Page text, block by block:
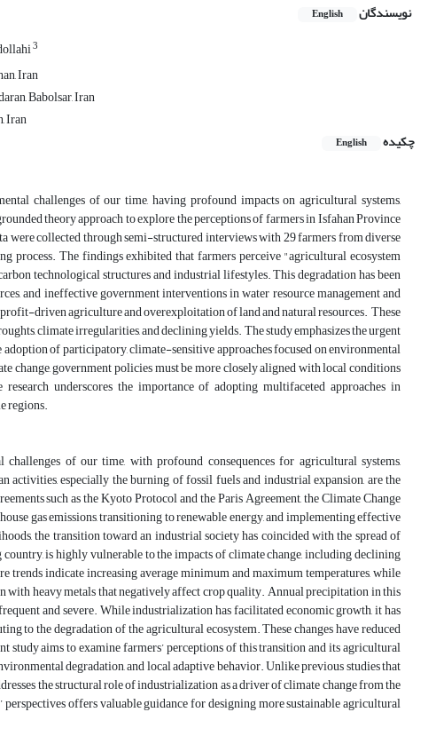
نویسندگان English
3
Iran
Babolsar, Iran
Iran
چکیده
English
challenges of our time, having profound impacts on agricultural systems,
theory approach to explore the perceptions of farmers in Isfahan Province
were collected through semi-structured interviews with 29 farmers from diverse
process. The findings exhibited that farmers perceive "agricultural ecosystem
technological structures and industrial lifestyles. This degradation has been
and ineffective government interventions in water resource management and
driven agriculture and overexploitation of land and natural resources. These
climate irregularities, and declining yields. The study emphasizes the urgent
of participatory, climate-sensitive approaches focused on environmental
government policies must be more closely aligned with local conditions
underscores the importance of adopting multifaceted approaches in
regions.
of our time, with profound consequences for agricultural systems,
especially the burning of fossil fuels and industrial expansion, are the
such as the Kyoto Protocol and the Paris Agreement, the Climate Change
gas emissions, transitioning to renewable energy, and implementing effective
the transition toward an industrial society has coincided with the spread of
is highly vulnerable to the impacts of climate change, including declining
trends indicate increasing average minimum and maximum temperatures, while
heavy metals that negatively affect crop quality. Annual precipitation in this
and severe. While industrialization has facilitated economic growth, it has
to the degradation of the agricultural ecosystem. These changes have reduced
aims to examine farmers’ perceptions of this transition and its agricultural
degradation, and local adaptive behavior. Unlike previous studies that
the structural role of industrialization as a driver of climate change from the
offers valuable guidance for designing more sustainable agricultural